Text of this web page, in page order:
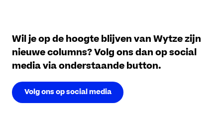
Wil je op de hoogte blijven van Wytze zijn
nieuwe columns? Volg ons dan op social
media via onderstaande button.
Volg ons op social media